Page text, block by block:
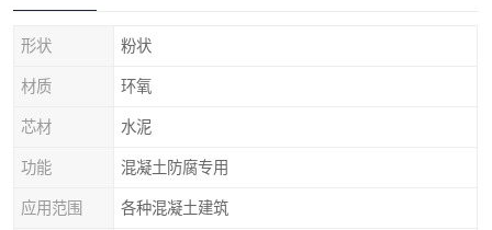
形状 粉状
材质 环氧
芯材 水泥
功能 混凝土防腐专用
应用范围 各种混凝土建筑